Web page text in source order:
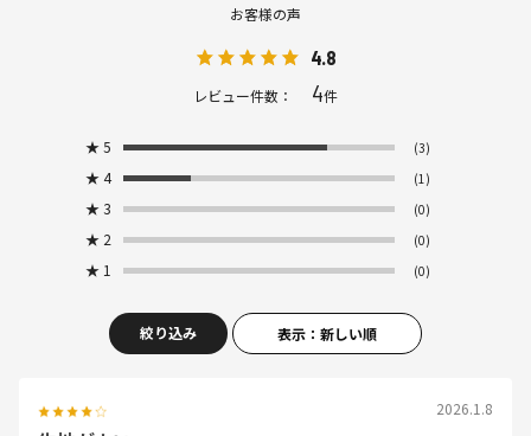
お客様の声
4.8
レビュー件数： 4件
★ 5 (3)
★ 4 (1)
★ 3 (0)
★ 2 (0)
★ 1 (0)
絞り込み 表示：新しい順
2026.1.8